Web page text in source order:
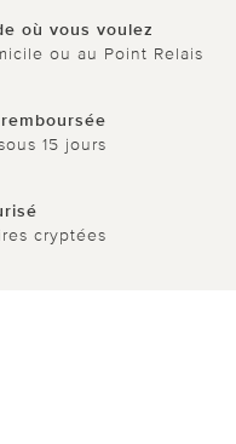
où vous voulez
ou au Point Relais
15 jours
cryptées